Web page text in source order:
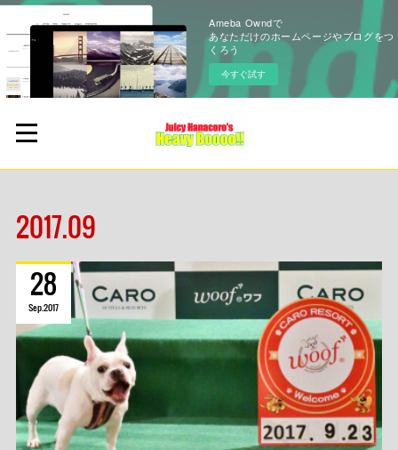
Ameba Owndで
あなただけのホームページやブログをつ
くろう
今すぐ試す
2017.09
28
Sep2017